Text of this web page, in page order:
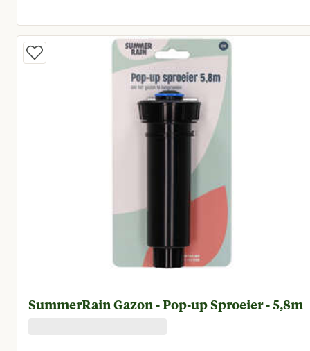
Huidige prijs € 43,95
SummerRain Gazon - Pop-up Sproeier - 5,8m